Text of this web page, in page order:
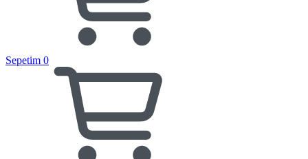
Sepetim 0